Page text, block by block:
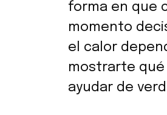
forma en que
momento
el calor
mostrarte
ayudar de